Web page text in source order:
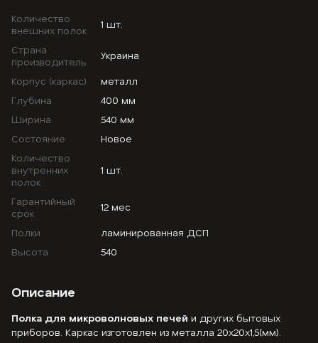
Количество
внешних полок
1 шт.
Страна
производитель
Украина
Корпус (каркас)
металл
Глубина
400 мм
Ширина
540 мм
Состояние
Новое
Количество
внутренних
полок
1 шт.
Гарантийный
срок
12 мес
Полки
ламинированная ДСП
Высота
540
Описание
Полка для микроволновых печей и других бытовых
приборов. Каркас изготовлен из металла 20x20x1,5(мм).